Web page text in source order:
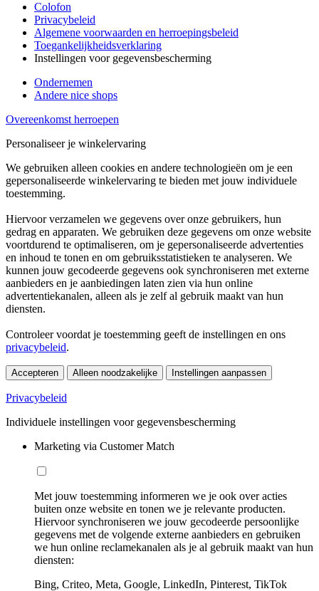
Colofon
Privacybeleid
Algemene voorwaarden en herroepingsbeleid
Toegankelijkheidsverklaring
Instellingen voor gegevensbescherming
Ondernemen
Andere nice shops
Overeenkomst herroepen
Personaliseer je winkelervaring
We gebruiken alleen cookies en andere technologieën om je een
gepersonaliseerde winkelervaring te bieden met jouw individuele
toestemming.
Hiervoor verzamelen we gegevens over onze gebruikers, hun
gedrag en apparaten. We gebruiken deze gegevens om onze website
voortdurend te optimaliseren, om je gepersonaliseerde advertenties
en inhoud te tonen en om gebruiksstatistieken te analyseren. We
kunnen jouw gecodeerde gegevens ook synchroniseren met externe
aanbieders en je aanbiedingen laten zien via hun online
advertentiekanalen, alleen als je zelf al gebruik maakt van hun
diensten.
Controleer voordat je toestemming geeft de instellingen en ons
privacybeleid.
Accepteren Alleen noodzakelijke Instellingen aanpassen
Privacybeleid
Individuele instellingen voor gegevensbescherming
Marketing via Customer Match
Met jouw toestemming informeren we je ook over acties
buiten onze website en tonen we je relevante producten.
Hiervoor synchroniseren we jouw gecodeerde persoonlijke
gegevens met de volgende externe aanbieders en gebruiken
we hun online reclamekanalen als je al gebruik maakt van hun
diensten:
Bing, Criteo, Meta, Google, LinkedIn, Pinterest, TikTok